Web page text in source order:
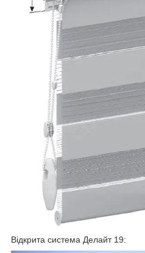
Відкрита система Делайт 19: